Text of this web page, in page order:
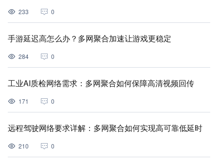
233 0
手游延迟高怎么办？多网聚合加速让游戏更稳定
284 0
工业AI质检网络需求：多网聚合如何保障高清视频回传
171 0
远程驾驶网络要求详解：多网聚合如何实现高可靠低延时
210 0